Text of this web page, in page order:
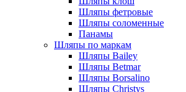
Шляпы фетровые
Шляпы соломенные
Панамы
Шляпы по маркам
Шляпы Bailey
Шляпы Betmar
Шляпы Borsalino
Шляпы Christys